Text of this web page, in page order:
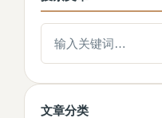
文章分类